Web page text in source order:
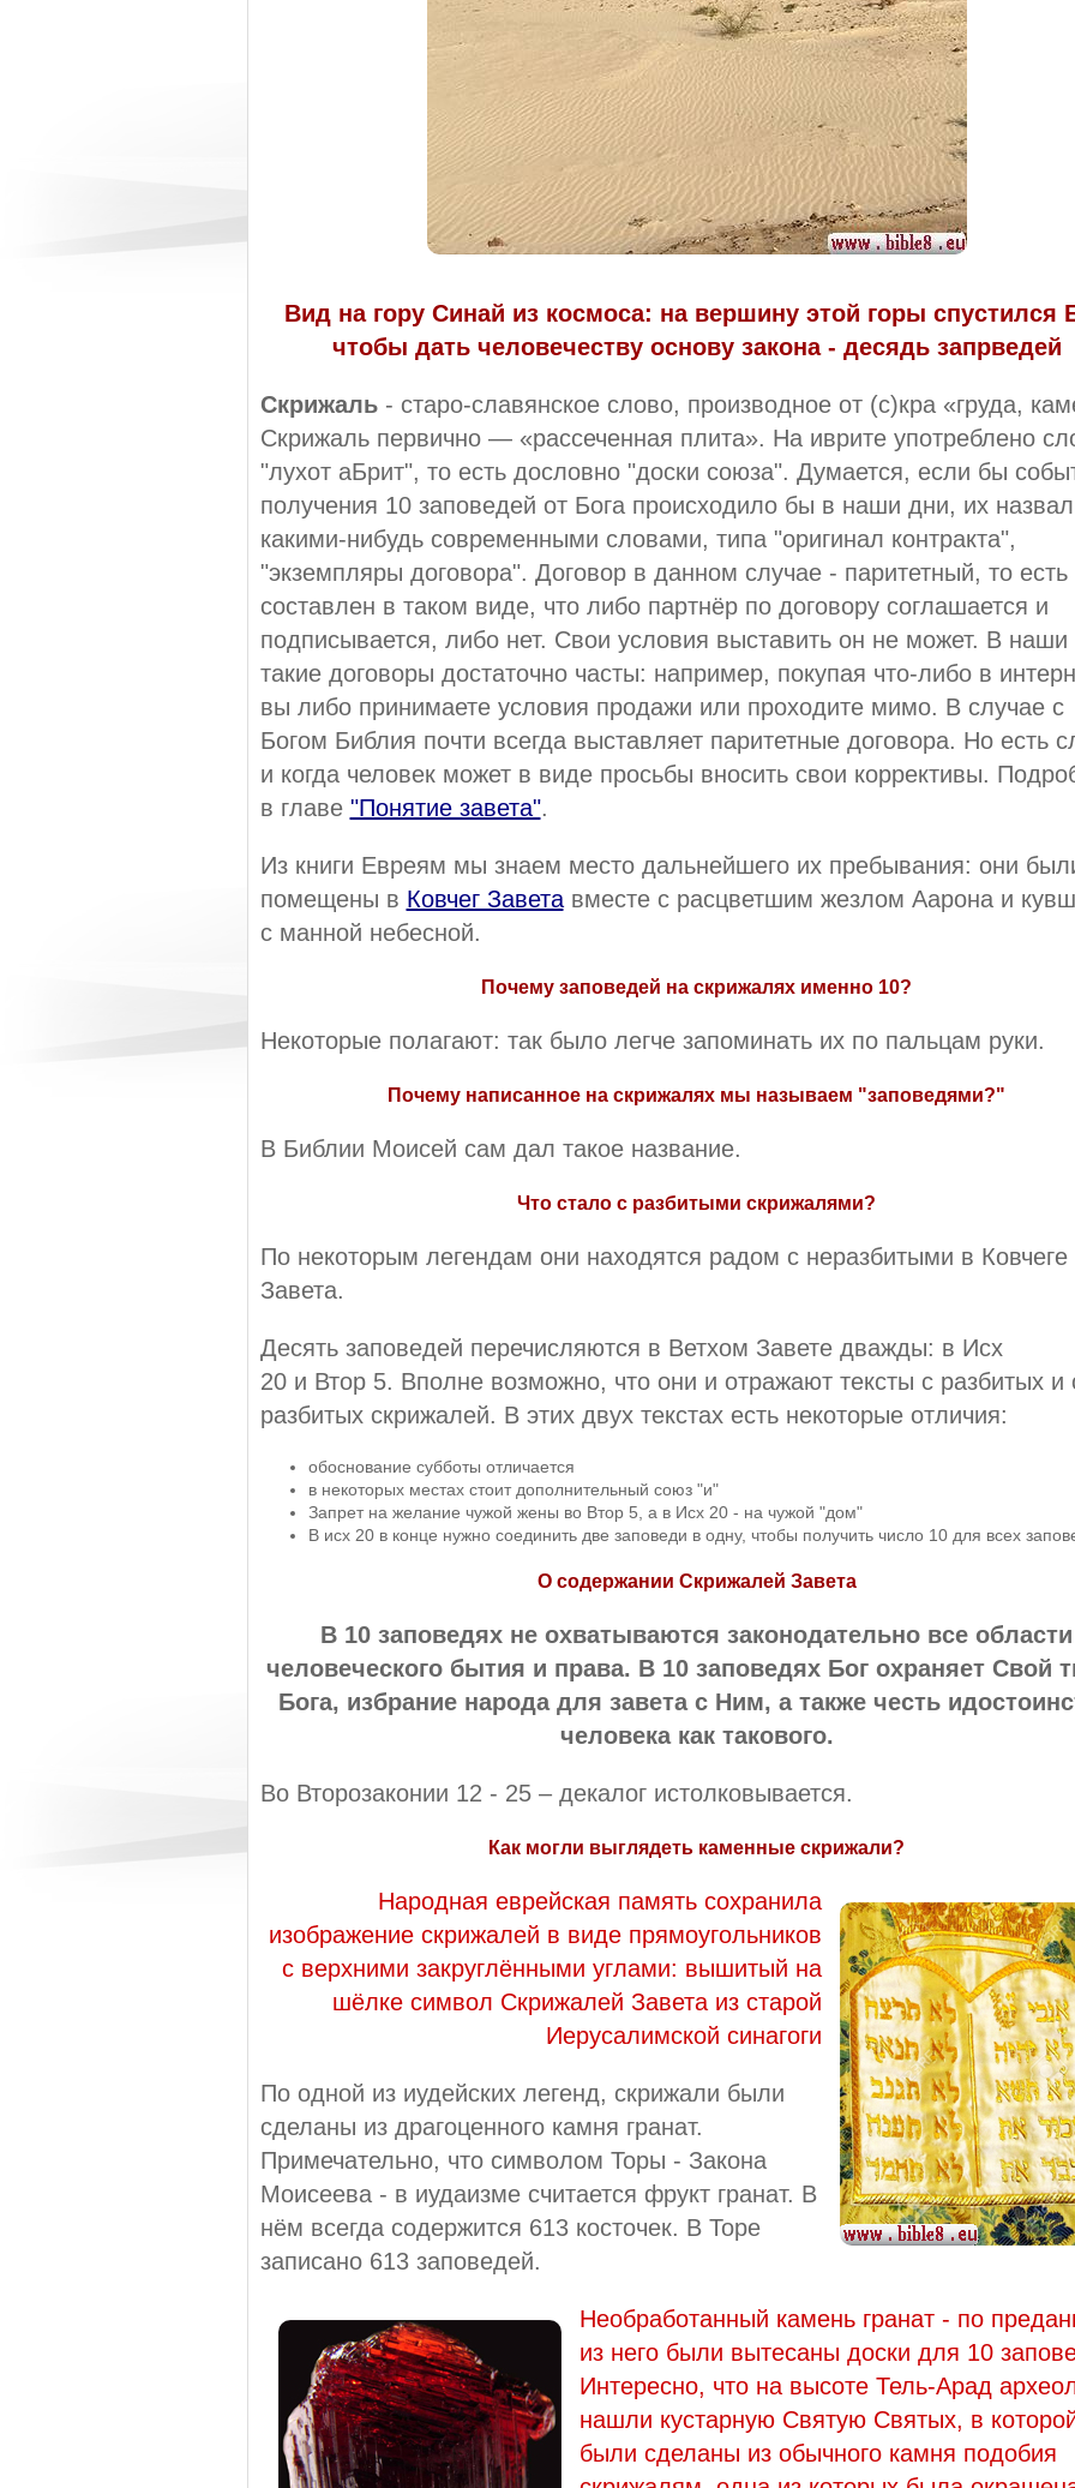
Вид на гору Синай из космоса: на вершину этой горы спустился
чтобы дать человечеству основу закона - десядь запрведей
Скрижаль- старо-славянское слово, производное от (с)кра «груда,
Скрижаль первично — «рассеченная плита». На иврите употреблено
"лухот аБрит", то есть дословно "доски союза". Думается, если бы
получения 10 заповедей от Бога происходило бы в наши дни, их
какими-нибудь современными словами, типа "оригинал контракта",
"экземпляры договора". Договор в данном случае - паритетный, то есть
составлен в таком виде, что либо партнёр по договору соглашается и
подписывается, либо нет. Свои условия выставить он не может. В наши
такие договоры достаточно часты: например, покупая что-либо в
вы либо принимаете условия продажи или проходите мимо. В случае с
Богом Библия почти всегда выставляет паритетные договора. Но есть
и когда человек может в виде просьбы вносить свои коррективы.
в главе "Понятие завета".
Из книги Евреям мы знаем место дальнейшего их пребывания: они
помещены в Ковчег Заветавместе с расцветшим жезлом Аарона и
с манной небесной.
Почему заповедей на скрижалях именно 10?
Некоторые полагают: так было легче запоминать их по пальцам руки.
Почему написанное на скрижалях мы называем "заповедями?"
В Библии Моисей сам дал такое название.
Что стало с разбитыми скрижалями?
По некоторым легендам они находятся радом с неразбитыми в Ковчеге
Завета.
Десять заповедей перечисляются в Ветхом Завете дважды: в Исх
20 и Втор 5. Вполне возможно, что они и отражают тексты с разбитых и
разбитых скрижалей. В этих двух текстах есть некоторые отличия:
обоснование субботы отличается
в некоторых местах стоит дополнительный союз "и"
Запрет на желание чужой жены во Втор 5, а в Исх 20 - на чужой "дом"
В исх 20 в конце нужно соединить две заповеди в одну, чтобы получить число 10 для всех
О содержании Скрижалей Завета
В 10 заповедях не охватываются законодательно все области
человеческого бытия и права. В 10 заповедях Бог охраняет Свой
Бога, избрание народа для завета с Ним, а также честь
человека как такового.
Во Второзаконии 12 - 25 – декалог истолковывается.
Как могли выглядеть каменные скрижали?
Народная еврейская память сохранила
изображение скрижалей в виде прямоугольников
с верхними закруглёнными углами: вышитый на
шёлке символ Скрижалей Завета из старой
Иерусалимской синагоги
По одной из иудейских легенд, скрижали были
сделаны из драгоценного камня гранат.
Примечательно, что символом Торы - Закона
Моисеева - в иудаизме считается фрукт гранат. В
нём всегда содержится 613 косточек. В Торе
записано 613 заповедей.
Необработанный камень гранат - по
из него были вытесаны доски для 10
Интересно, что на высоте Тель-Арад
нашли кустарную Святую Святых, в
были сделаны из обычного камня подобия